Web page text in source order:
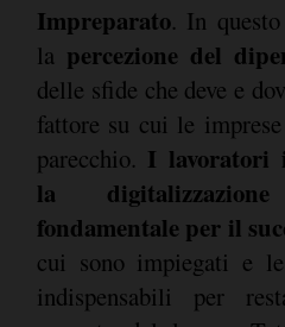
Impreparato. In
la percezione del
delle sfide che deve e
fattore su cui le
parecchio. I lavoratori
la
fondamentale per il
cui sono impiegati e
indispensabili per